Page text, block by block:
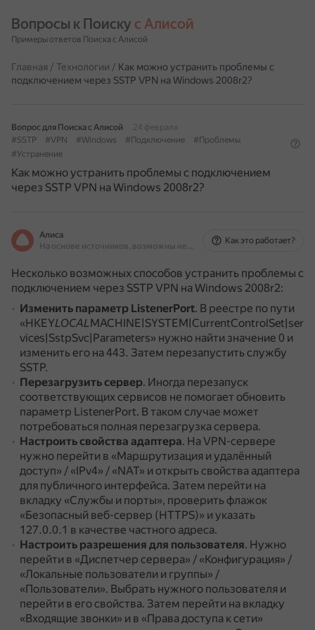
Вопросы к Поиску с Алисой
Примеры ответов Поиска с Алисой
Главная / Технологии / Как можно устранить проблемы с
подключением через SSTP VPN на Windows 2008r2?
Вопрос для Поиска с Алисой
24 февраля
#SSTP
#VPN #Windows #Подключение
#Проблемы
#Устранение
Как можно устранить проблемы с подключением
через SSTP VPN на Windows 2008r2?
Алиса
На основе источников, возможны неточности
Как это работает?
Несколько возможных способов устранить проблемы с
подключением через SSTP VPN на Windows 2008r2:
Изменить параметр ListenerPort. В реестре по пути
«HKEYLOCALMACHINE|SYSTEM|CurrentControlSet|ser
vices|SstpSvc|Parameters» нужно найти значение 0 и
изменить его на 443. Затем перезапустить службу
SSTP.
Перезагрузить сервер. Иногда перезапуск
соответствующих сервисов не помогает обновить
параметр ListenerPort. В таком случае может
потребоваться полная перезагрузка сервера.
Настроить свойства адаптера. На VPN-сервере
нужно перейти в «Маршрутизация и удалённый
доступ» / «IPv4» / «NAT» и открыть свойства адаптера
для публичного интерфейса. Затем перейти на
вкладку «Службы и порты», проверить флажок
«Безопасный веб-сервер (HTTPS)» и указать
127.0.0.1 в качестве частного адреса.
Настроить разрешения для пользователя. Нужно
перейти в «Диспетчер сервера» / «Конфигурация» /
«Локальные пользователи и группы» /
«Пользователи». Выбрать нужного пользователя и
перейти в его свойства. Затем перейти на вкладку
«Входящие звонки» и в «Права доступа к сети»